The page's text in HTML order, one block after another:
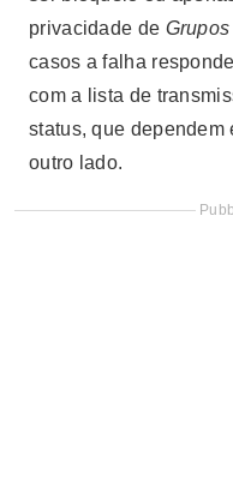
privacidade de Grupos
casos a falha
com a lista de
status, que dependem
outro lado.